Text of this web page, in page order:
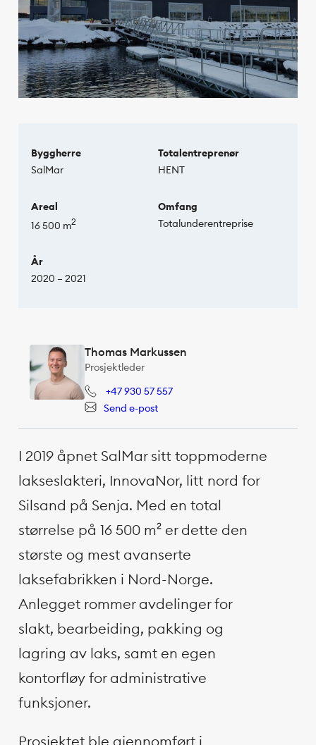
Byggherre
SalMar
Totalentreprenør
HENT
Areal
16 500 m2
Omfang
Totalunderentreprise
År
2020 – 2021
Thomas Markussen
Prosjektleder
+47 930 57 557
Send e-post
I 2019 åpnet SalMar sitt toppmoderne
lakseslakteri, InnovaNor, litt nord for
Silsand på Senja. Med en total
størrelse på 16 500 m² er dette den
største og mest avanserte
laksefabrikken i Nord-Norge.
Anlegget rommer avdelinger for
slakt, bearbeiding, pakking og
lagring av laks, samt en egen
kontorfløy for administrative
funksjoner.
Prosjektet ble gjennomført i